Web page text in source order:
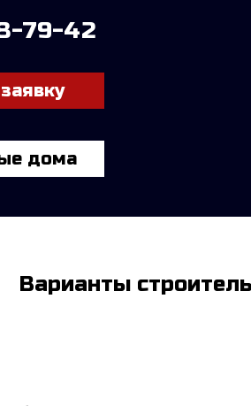
79-42
дома
Варианты